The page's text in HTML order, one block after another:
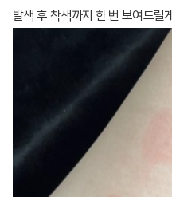
발색 후 착색까지 한 번 보여드릴